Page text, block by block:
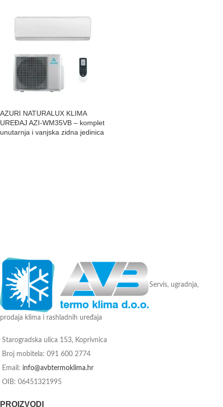
AZURI NATURALUX KLIMA
UREĐAJ AZI-WM35VB – komplet
unutarnja i vanjska zidna jedinica
Servis, ugradnja,
prodaja klima i rashladnih uređaja
Starogradska ulica 153, Koprivnica
Broj mobitela: 091 600 2774
Email: info@avbtermoklima.hr
OIB: 06451321995
PROIZVODI